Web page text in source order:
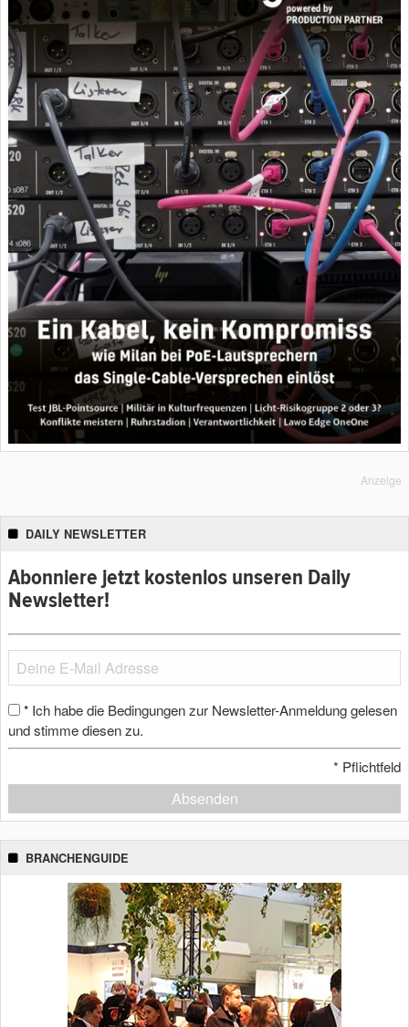
Anzeige
DAILY NEWSLETTER
Abonniere jetzt kostenlos unseren Daily
Newsletter!
* Ich habe die Bedingungen zur Newsletter-Anmeldung gelesen
und stimme diesen zu.
* Pflichtfeld
Absenden
BRANCHENGUIDE